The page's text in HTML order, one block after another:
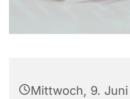
Mittwoch, 9.